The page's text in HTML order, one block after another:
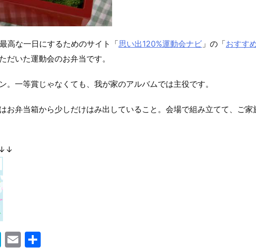
高な一日にするためのサイト「思い出120%運動会ナビ 」の「おすす
だいた運動会のお弁当です。
。一等賞じゃなくても、我が家のアルバムでは主役です。
お弁当箱から少しだけはみ出していること。会場で組み立てて、ご家
↓↓
H
E